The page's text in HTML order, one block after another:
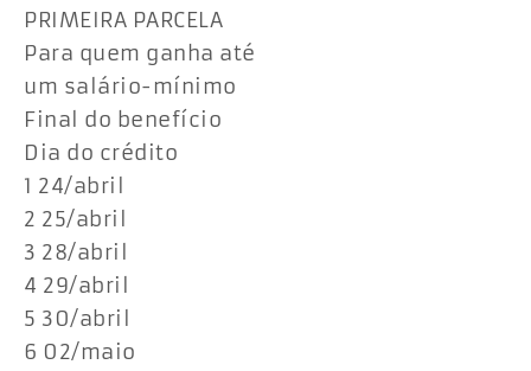
PRIMEIRA PARCELA
Para quem ganha até
um salário-mínimo
Final do benefício
Dia do crédito
1 24/abril
2 25/abril
3 28/abril
4 29/abril
5 30/abril
6 02/maio